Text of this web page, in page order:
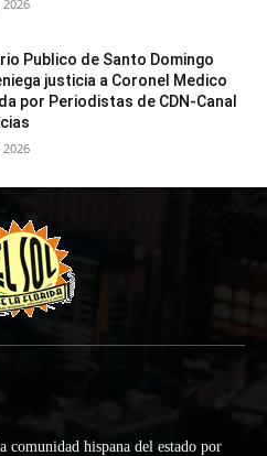
Publico de Santo Domingo
justicia a Coronel Medico
por Periodistas de CDN-Canal
hispana del estado por